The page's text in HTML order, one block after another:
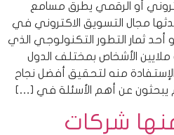
أو الرقمي يطرق مسامع
مجال التسويق الاكتروني في
أحد ثمار التطور التكنولوجي الذي
ملايين الأشخاص بمختلف الدول
منه لتحقيق أفضل نجاح
يبحثون عن أهم الأسئلة في […]
منها شركات